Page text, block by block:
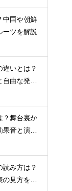
中国や朝鮮
ーツを解説
違いとは？
自由な発想
組みや題
？舞台裏か
果音と演奏
読み方は？
の見方をわ